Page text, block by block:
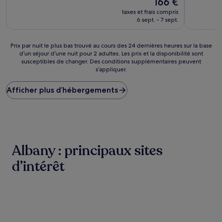
nouveau
prix
166 €
taxes et frais compris
6 sept. - 7 sept.
Prix
plus
bas
trouvé
heures
sur
base
Prix par nuit le plus bas trouvé au cours des 24 dernières heures sur la base
d’un séjour d’une nuit pour 2 adultes. Les prix et la disponibilité sont
susceptibles de changer. Des conditions supplémentaires peuvent
s’appliquer.
Afficher plus d’hébergements
Albany : principaux sites
d’intérêt